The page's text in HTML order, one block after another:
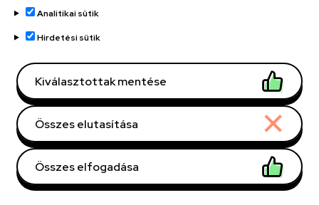
Kenézy Gyula Campus,
KGYC Betegellátó
egységek,
mellék
/ 132
E-mail
csele.attila@med.unideb.
Analitikai sütik
Hirdetési sütik
Kiválasztottak mentése
Összes elutasítása
Összes elfogadása